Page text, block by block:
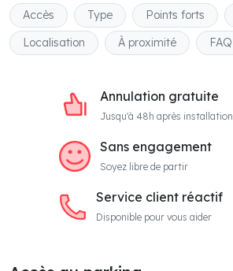
Accès Type Points forts
Localisation
À proximité FAQ
Annulation gratuite
Jusqu'à 48h après installation
Sans engagement
Soyez libre de partir
Service client réactif
Disponible pour vous aider